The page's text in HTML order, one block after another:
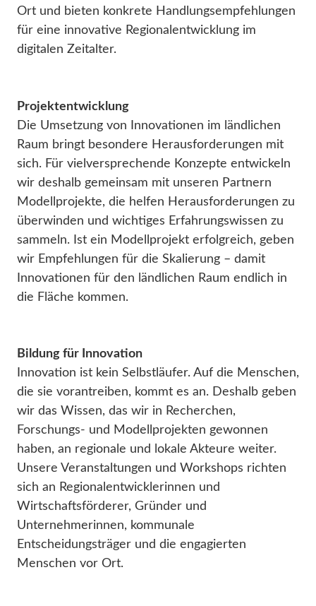
Ort und bieten konkrete Handlungsempfehlungen
für eine innovative Regionalentwicklung im
digitalen Zeitalter.
Projektentwicklung
Die Umsetzung von Innovationen im ländlichen
Raum bringt besondere Herausforderungen mit
sich. Für vielversprechende Konzepte entwickeln
wir deshalb gemeinsam mit unseren Partnern
Modellprojekte, die helfen Herausforderungen zu
überwinden und wichtiges Erfahrungswissen zu
sammeln. Ist ein Modellprojekt erfolgreich, geben
wir Empfehlungen für die Skalierung – damit
Innovationen für den ländlichen Raum endlich in
die Fläche kommen.
Bildung für Innovation
Innovation ist kein Selbstläufer. Auf die Menschen,
die sie vorantreiben, kommt es an. Deshalb geben
wir das Wissen, das wir in Recherchen,
Forschungs- und Modellprojekten gewonnen
haben, an regionale und lokale Akteure weiter.
Unsere Veranstaltungen und Workshops richten
sich an Regionalentwicklerinnen und
Wirtschaftsförderer, Gründer und
Unternehmerinnen, kommunale
Entscheidungsträger und die engagierten
Menschen vor Ort.